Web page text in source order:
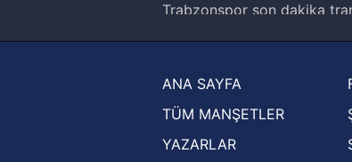
Trabzonspor son dakika
Ziraat Türkiye Kupası
UEFA Şampiyonlar Ligi
UEFA Avrupa Ligi haberleri
ANA SAYFA
TÜM MANŞETLER
YAZARLAR